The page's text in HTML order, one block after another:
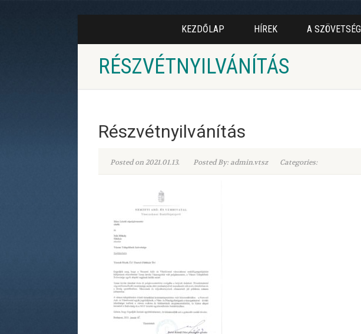
KEZDŐLAP HÍREK A SZÖVETSÉG
RÉSZVÉTNYILVÁNÍTÁS
Részvétnyilvánítás
Posted on 2021.01.13. Posted By: admin.vtsz Categories: